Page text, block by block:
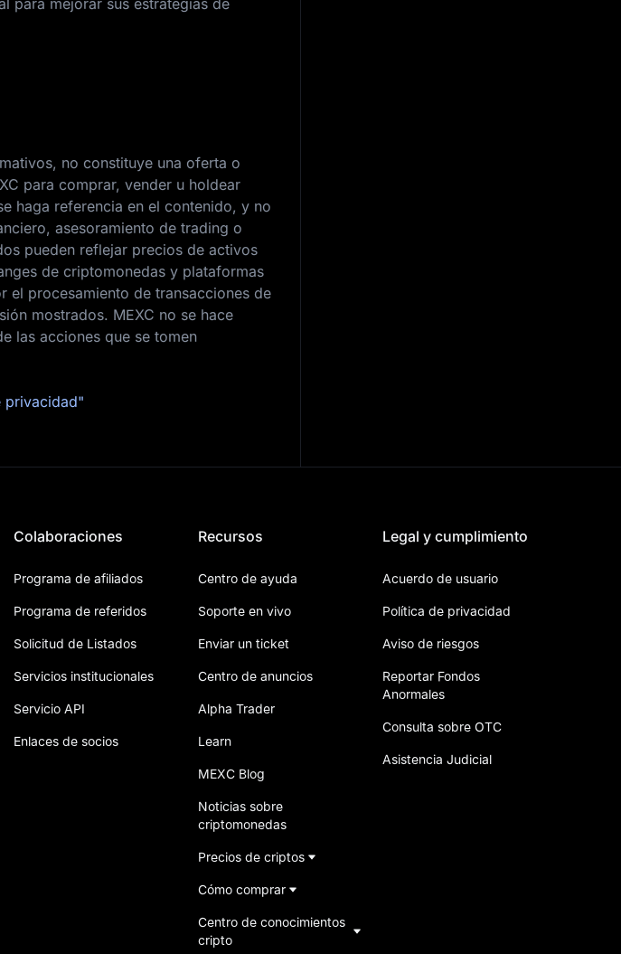
para mejorar sus estrategias de
no constituye una oferta o
para comprar, vender u holdear
haga referencia en el contenido, y no
asesoramiento de trading o
pueden reflejar precios de activos
de criptomonedas y plataformas
el procesamiento de transacciones de
mostrados. MEXC no se hace
las acciones que se tomen
privacidad"
Colaboraciones
Programa de afiliados
Programa de referidos
Solicitud de Listados
Servicios institucionales
Servicio API
Enlaces de socios
Recursos
Centro de ayuda
Soporte en vivo
Enviar un ticket
Centro de anuncios
Alpha Trader
Learn
MEXC Blog
Noticias sobre
criptomonedas
Precios de criptos
Cómo comprar
Centro de conocimientos
cripto
Legal y cumplimiento
Acuerdo de usuario
Política de privacidad
Aviso de riesgos
Reportar Fondos
Anormales
Consulta sobre OTC
Asistencia Judicial